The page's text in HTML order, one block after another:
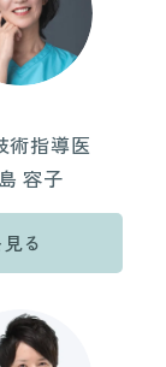
術指導医
容子
る